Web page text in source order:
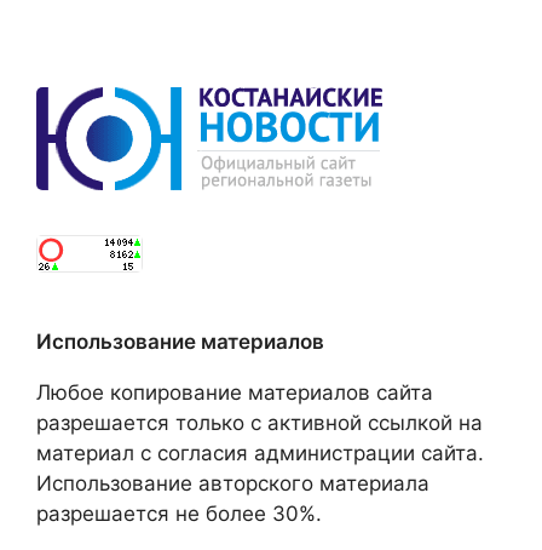
Использование материалов
Любое копирование материалов сайта
разрешается только с активной ссылкой на
материал с согласия администрации сайта.
Использование авторского материала
разрешается не более 30%.